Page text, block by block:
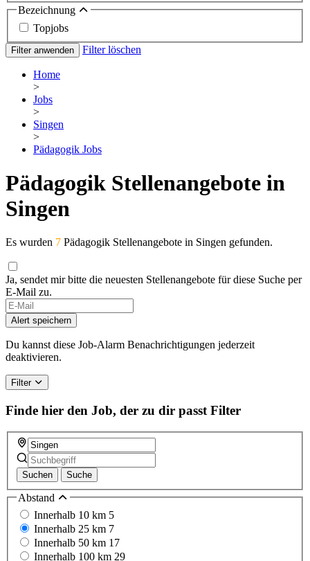
Bezeichnung
Topjobs
Filter anwenden Filter löschen
Home
>
Jobs
>
Singen
>
Pädagogik Jobs
Pädagogik Stellenangebote in
Singen
Es wurden 7 Pädagogik Stellenangebote in Singen gefunden.
Ja, sendet mir bitte die neuesten Stellenangebote für diese Suche per
E-Mail zu.
Alert speichern
Du kannst diese Job-Alarm Benachrichtigungen jederzeit
deaktivieren.
Filter
Finde hier den Job, der zu dir passt Filter
Suchen Suche
Abstand
Innerhalb 10 km 5
Innerhalb 25 km 7
Innerhalb 50 km 17
Innerhalb 100 km 29